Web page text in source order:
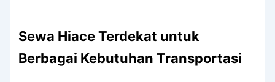
Sewa Hiace Terdekat untuk
Berbagai Kebutuhan Transportasi